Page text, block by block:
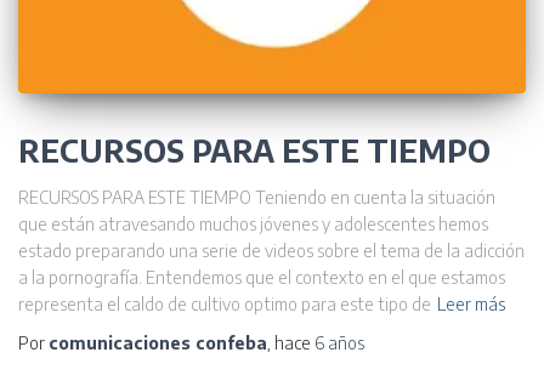
RECURSOS PARA ESTE TIEMPO
RECURSOS PARA ESTE TIEMPO Teniendo en cuenta la situación
que están atravesando muchos jóvenes y adolescentes hemos
estado preparando una serie de videos sobre el tema de la adicción
a la pornografía. Entendemos que el contexto en el que estamos
representa el caldo de cultivo optimo para este tipo de Leer más
Por comunicaciones confeba , hace 6 años